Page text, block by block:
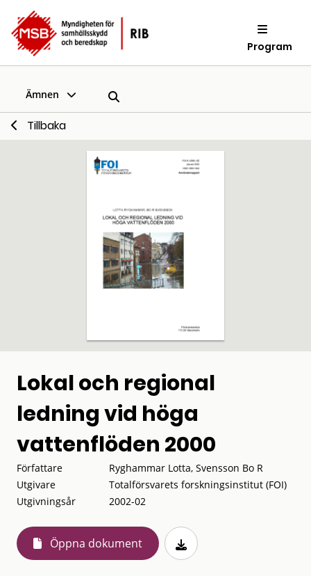
Program
Ämnen
Tillbaka
Lokal och regional
ledning vid höga
vattenflöden 2000
Författare
Ryghammar Lotta, Svensson Bo R
Utgivare
Totalförsvarets forskningsinstitut (FOI)
Utgivningsår
2002-02
Öppna dokument